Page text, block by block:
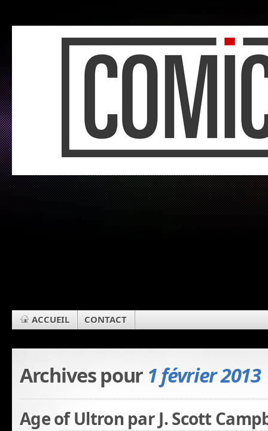
ACCUEIL CONTACT
Archives pour 1 février 2013
Age of Ultron par J. Scott